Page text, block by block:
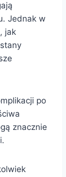
Jednak w
jak
po
znacznie